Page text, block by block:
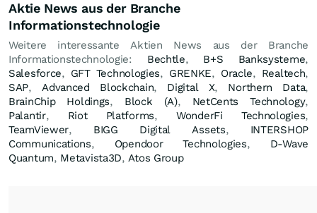
Aktie News aus der Branche
Informationstechnologie
Weitere interessante Aktien News aus der Branche
Informationstechnologie: Bechtle, B+S Banksysteme,
Salesforce, GFT Technologies, GRENKE, Oracle, Realtech,
SAP,Advanced Blockchain, Digital X, Northern Data,
BrainChip Holdings, Block (A), NetCents Technology,
Palantir, Riot Platforms, WonderFi Technologies,
TeamViewer, BIGG Digital Assets, INTERSHOP
Communications, Opendoor Technologies, D-Wave
Quantum, Metavista3D,Atos Group